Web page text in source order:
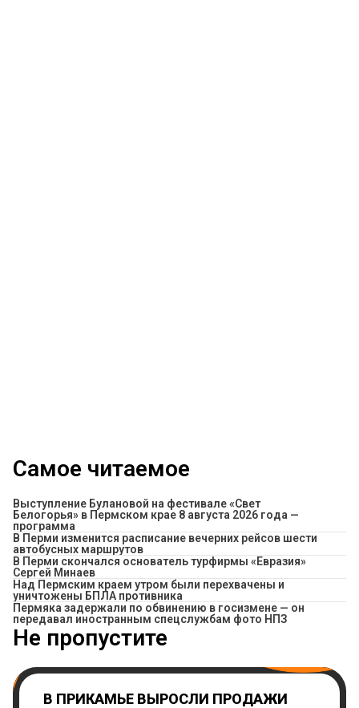
Самое читаемое
Выступление Булановой на фестивале «Свет
Белогорья» в Пермском крае 8 августа 2026 года —
программа
​В Перми изменится расписание вечерних рейсов шести
автобусных маршрутов
В Перми скончался основатель турфирмы «Евразия»
Сергей Минаев
Над Пермским краем утром были перехвачены и
уничтожены БПЛА противника
Пермяка задержали по обвинению в госизмене — он
передавал иностранным спецслужбам фото НПЗ
Не пропустите
В ПРИКАМЬЕ ВЫРОСЛИ ПРОДАЖИ